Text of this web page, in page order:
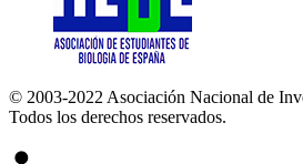
© 2003-2022 Asociación Nacional de
Todos los derechos reservados.